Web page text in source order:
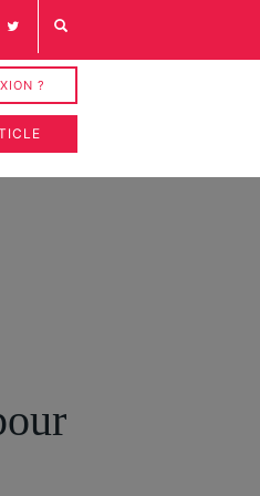
?